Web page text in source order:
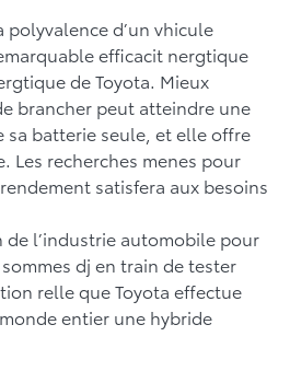
d’un vhicule
efficacit nergtique
de Toyota. Mieux
brancher peut atteindre une
sa batterie seule, et elle offre
Les recherches menes pour
satisfera aux besoins
de l’industrie automobile pour
dj en train de tester
relle que Toyota effectue
entier une hybride